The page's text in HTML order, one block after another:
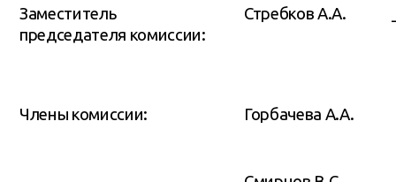
Заместитель
председателя комиссии:
Стребков А.А.
Члены комиссии: Горбачева А.А.